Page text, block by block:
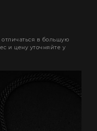
в большую
и цену уточняйте у